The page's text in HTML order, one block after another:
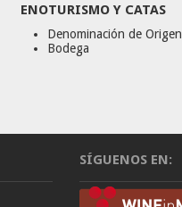
ENOTURISMO Y CATAS
Denominación de Origen
Bodega
SÍGUENOS EN: